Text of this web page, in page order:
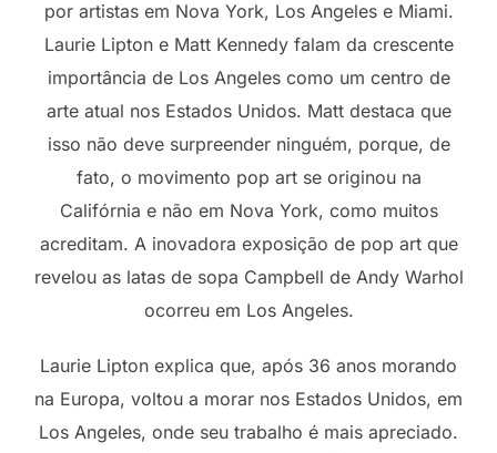
por artistas em Nova York, Los Angeles e Miami.
Laurie Lipton e Matt Kennedy falam da crescente
importância de Los Angeles como um centro de
arte atual nos Estados Unidos. Matt destaca que
isso não deve surpreender ninguém, porque, de
fato, o movimento pop art se originou na
Califórnia e não em Nova York, como muitos
acreditam. A inovadora exposição de pop art que
revelou as latas de sopa Campbell de Andy Warhol
ocorreu em Los Angeles.
Laurie Lipton explica que, após 36 anos morando
na Europa, voltou a morar nos Estados Unidos, em
Los Angeles, onde seu trabalho é mais apreciado.